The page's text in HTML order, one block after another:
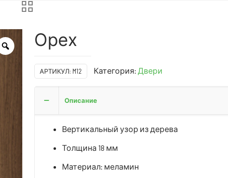
Орех
АРТИКУЛ: M12 Категория: Двери
Описание
Вертикальный узор из дерева
Толщина 18 мм
Материал: меламин